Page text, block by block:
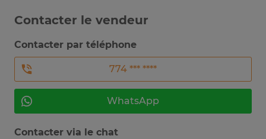
Contacter le vendeur
Contacter par téléphone
774 *** ****
WhatsApp
Contacter via le chat